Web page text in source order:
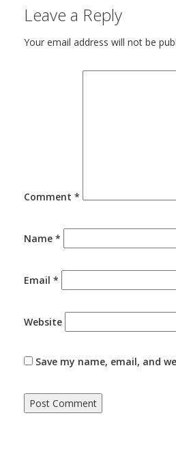
Leave a Reply
Your email address will not be
Comment *
Name *
Email *
Website
Save my name, email, and